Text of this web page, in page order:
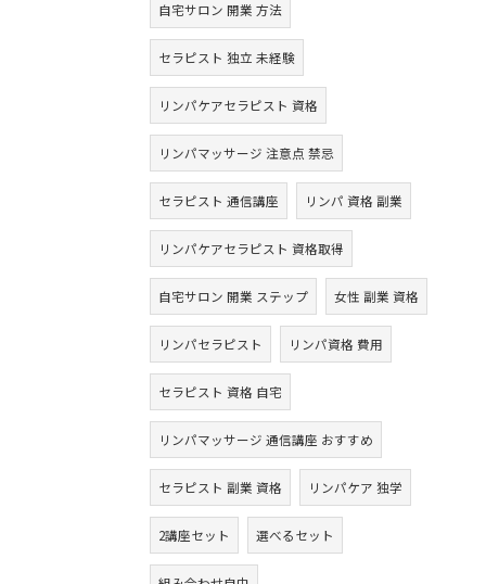
自宅サロン 開業 方法
セラピスト 独立 未経験
リンパケアセラピスト 資格
リンパマッサージ 注意点 禁忌
セラピスト 通信講座 リンパ 資格 副業
リンパケアセラピスト 資格取得
自宅サロン 開業 ステップ 女性 副業 資格
リンパセラピスト リンパ資格 費用
セラピスト 資格 自宅
リンパマッサージ 通信講座 おすすめ
セラピスト 副業 資格 リンパケア 独学
2講座セット 選べるセット